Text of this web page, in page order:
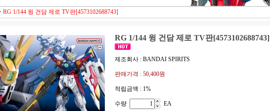
RG 1/144 윙 건담 제로 TV판[4573102688743]
RG 1/144 윙 건담 제로 TV판[4573102688743]
제조회사 : BANDAI SPIRITS
판매가격 : 50,400원
적립금액 : 1%
수량 EA